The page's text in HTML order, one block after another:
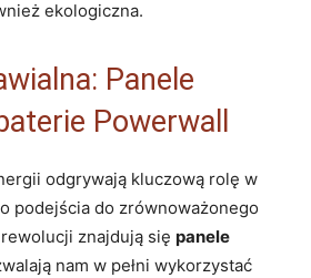
ekologiczna.
Panele
Powerwall
odgrywają kluczową rolę w
podejścia do zrównoważonego
znajdują się panele
nam w pełni wykorzystać